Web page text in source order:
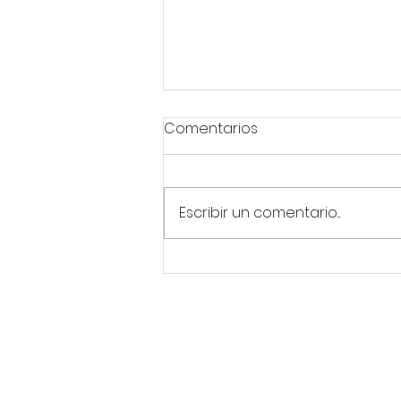
Comentarios
Escribir un comentario...